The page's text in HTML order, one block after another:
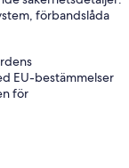
förbandslåda
EU-bestämmelser
för